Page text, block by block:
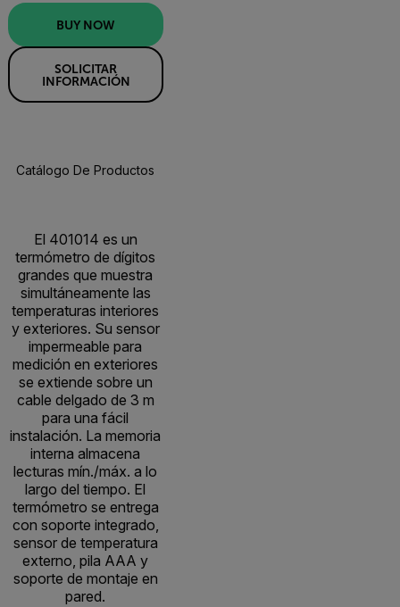
BUY NOW
SOLICITAR
INFORMACIÓN
Catálogo De Productos
El 401014 es un
termómetro de dígitos
grandes que muestra
simultáneamente las
temperaturas interiores
y exteriores. Su sensor
impermeable para
medición en exteriores
se extiende sobre un
cable delgado de 3 m
para una fácil
instalación. La memoria
interna almacena
lecturas mín./máx. a lo
largo del tiempo. El
termómetro se entrega
con soporte integrado,
sensor de temperatura
externo, pila AAA y
soporte de montaje en
pared.